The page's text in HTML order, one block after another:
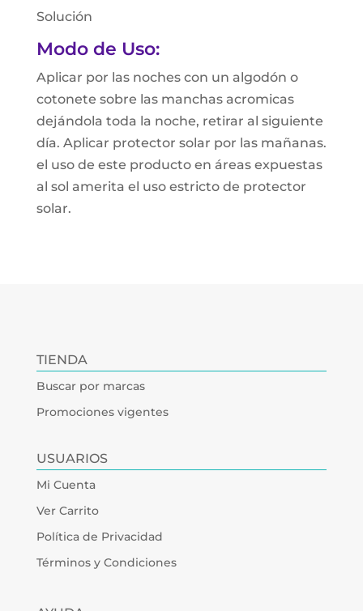
Solución
Modo de Uso:
Aplicar por las noches con un algodón o
cotonete sobre las manchas acromicas
dejándola toda la noche, retirar al siguiente
día. Aplicar protector solar por las mañanas.
el uso de este producto en áreas expuestas
al sol amerita el uso estricto de protector
solar.
TIENDA
Buscar por marcas
Promociones vigentes
USUARIOS
Mi Cuenta
Ver Carrito
Política de Privacidad
Términos y Condiciones